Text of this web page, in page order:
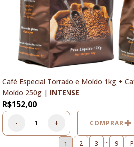
Café Especial Torrado e Moído 1kg +
Moído 250g | INTENSE
R$152,00
- + COMPRAR
1 2 3 … 9